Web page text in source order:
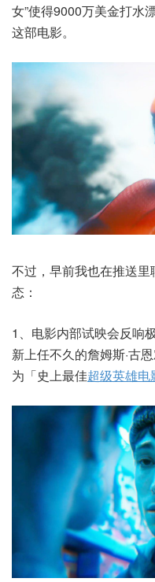
女”使得9000万美金打水
这部电影。
不过，早前我也在推送
态：
1、电影内部试映会反响
新上任不久的詹姆斯·古
为「史上最佳超级英雄电